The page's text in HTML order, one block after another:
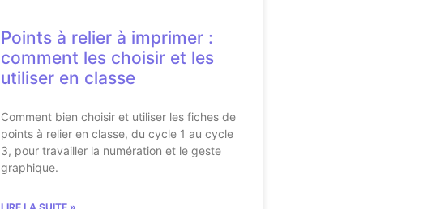
Points à relier à imprimer :
comment les choisir et les
utiliser en classe
Comment bien choisir et utiliser les fiches de
points à relier en classe, du cycle 1 au cycle
3, pour travailler la numération et le geste
graphique.